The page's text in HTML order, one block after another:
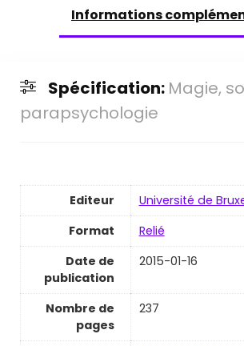
Informations
Spécification: Magie,
parapsychologie
Editeur
Université de
Format
Relié
Date de
publication
2015-01-16
Nombre de
pages
237